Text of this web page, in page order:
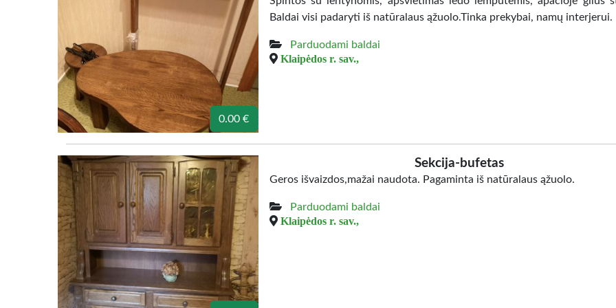
0.00 €
Baldai visi padaryti iš natūralaus ąžuolo.Tinka prekybai, namų interjerui.
Parduodami baldai
Klaipėdos r. sav.,
Sekcija-bufetas
Geros išvaizdos,mažai naudota. Pagaminta iš natūralaus ąžuolo.
Parduodami baldai
Klaipėdos r. sav.,